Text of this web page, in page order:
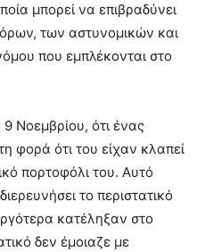
μπορεί να επιβραδύνει
των αστυνομικών και
που εμπλέκονται στο
Νοεμβρίου, ότι ένας
φορά ότι του είχαν κλαπεί
πορτοφόλι του. Αυτό
το περιστατικό
κατέληξαν στο
δεν έμοιαζε με